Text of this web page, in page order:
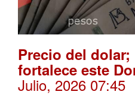
Precio del dolar;
fortalece este
Julio, 2026 07:45